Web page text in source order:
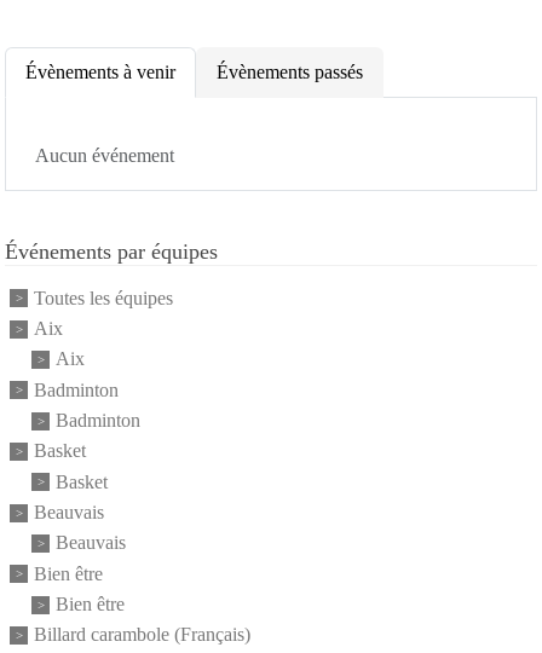
Évènements à venir Évènements passés
Aucun événement
Événements par équipes
Toutes les équipes
Aix
Aix
Badminton
Badminton
Basket
Basket
Beauvais
Beauvais
Bien être
Bien être
Billard carambole (Français)